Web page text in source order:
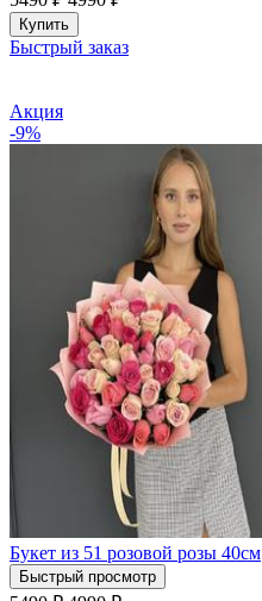
Купить
Быстрый заказ
Акция
-9%
Букет из 51 розовой розы 40см
Быстрый просмотр